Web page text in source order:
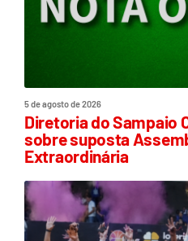
5 de agosto de 2026
Diretoria do Sampaio
sobre suposta
Extraordinária